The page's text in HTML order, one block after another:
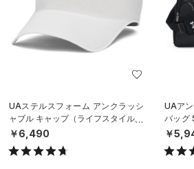
UAステルスフォーム アンクラッシ
ャブル キャップ（ライフスタイル/U
NISEX）
￥6,490
UAア
バッグ
SEX）
￥